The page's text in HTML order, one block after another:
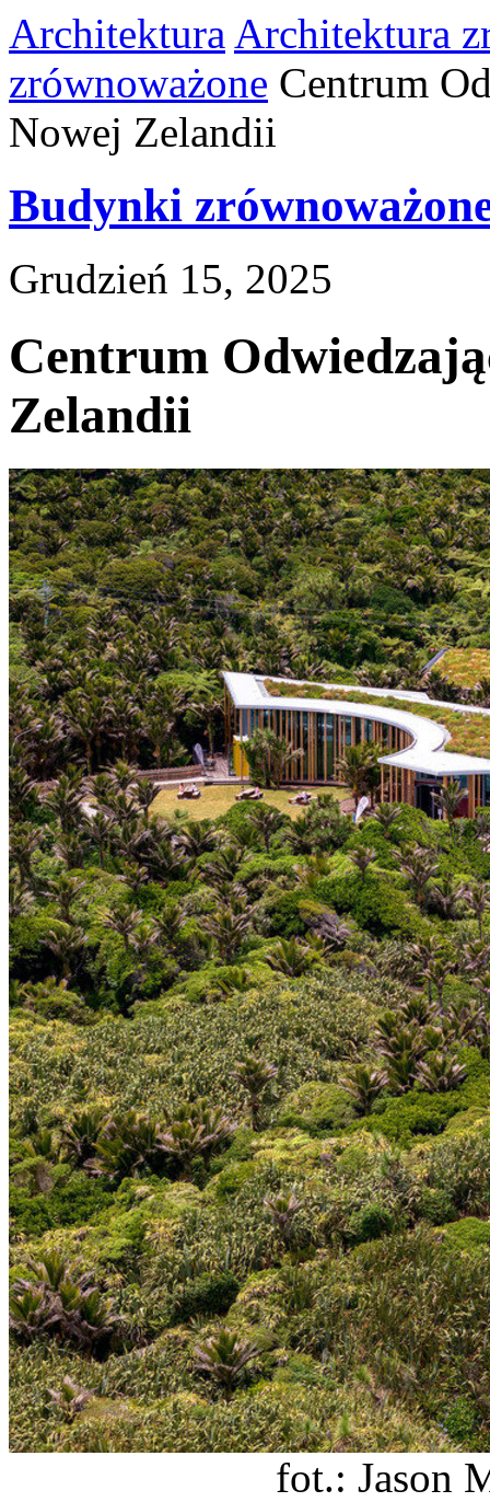
Architektura Architektura
zrównoważone Centrum
Nowej Zelandii
Budynki
Grudzień 15, 2025
Centrum
Zelandii
fot.: Jason